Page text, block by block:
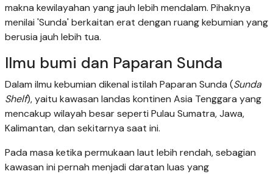
makna kewilayahan yang jauh lebih mendalam. Pihaknya
menilai 'Sunda' berkaitan erat dengan ruang kebumian yang
berusia jauh lebih tua.
Ilmu bumi dan Paparan Sunda
Dalam ilmu kebumian dikenal istilah Paparan Sunda (Sunda
Shelf), yaitu kawasan landas kontinen Asia Tenggara yang
mencakup wilayah besar seperti Pulau Sumatra, Jawa,
Kalimantan, dan sekitarnya saat ini.
Pada masa ketika permukaan laut lebih rendah, sebagian
kawasan ini pernah menjadi daratan luas yang